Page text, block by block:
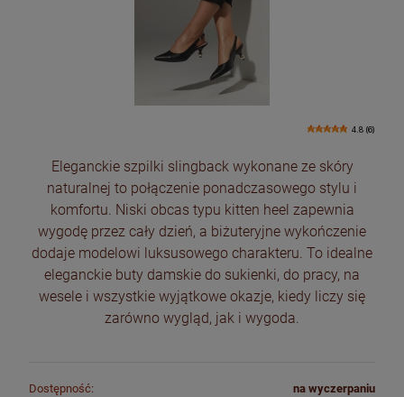
4.8 (6)
Eleganckie szpilki slingback wykonane ze skóry
naturalnej to połączenie ponadczasowego stylu i
komfortu. Niski obcas typu kitten heel zapewnia
wygodę przez cały dzień, a biżuteryjne wykończenie
dodaje modelowi luksusowego charakteru. To idealne
eleganckie buty damskie do sukienki, do pracy, na
wesele i wszystkie wyjątkowe okazje, kiedy liczy się
zarówno wygląd, jak i wygoda.
Dostępność:
na wyczerpaniu